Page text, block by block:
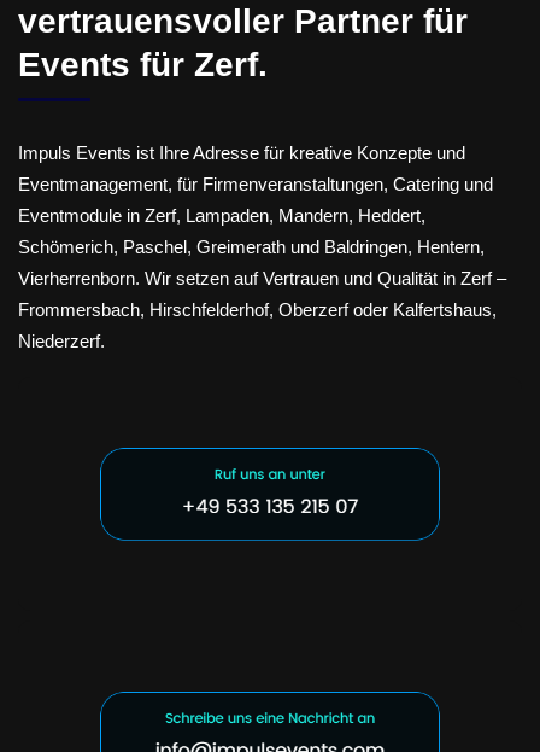
vertrauensvoller Partner für
Events für Zerf.
Impuls Events ist Ihre Adresse für kreative Konzepte und
Eventmanagement, für Firmenveranstaltungen, Catering und
Eventmodule in Zerf, Lampaden, Mandern, Heddert,
Schömerich, Paschel, Greimerath und Baldringen, Hentern,
Vierherrenborn. Wir setzen auf Vertrauen und Qualität in Zerf –
Frommersbach, Hirschfelderhof, Oberzerf oder Kalfertshaus,
Niederzerf.